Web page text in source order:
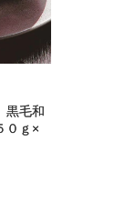
黒毛和
ｇ×